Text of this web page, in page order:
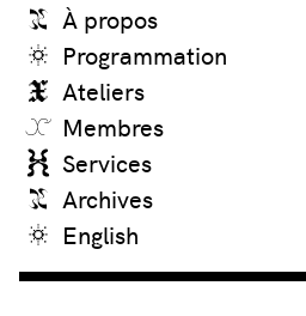
À propos
Programmation
Ateliers
Membres
Services
Archives
English